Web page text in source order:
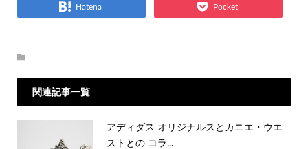
Hatena Pocket
関連記事一覧
アディダス オリジナルスとカニエ・ウエ
ストとの コラ...